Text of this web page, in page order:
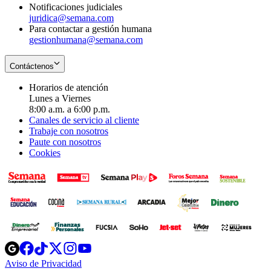
Notificaciones judiciales
juridica@semana.com
Para contactar a gestión humana
gestionhumana@semana.com
Contáctenos
Horarios de atención
Lunes a Viernes
8:00 a.m. a 6:00 p.m.
Canales de servicio al cliente
Trabaje con nosotros
Paute con nosotros
Cookies
Opens
in
new
Opens
in
new
Opens
in
new
Opens
new
Aviso de Privacidad